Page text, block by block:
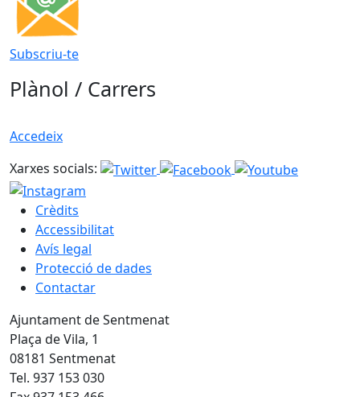
Subscriu-te
Plànol / Carrers
Accedeix
Xarxes socials:
Crèdits
Accessibilitat
Avís legal
Protecció de dades
Contactar
Ajuntament de Sentmenat
Plaça de Vila, 1
08181 Sentmenat
Tel. 937 153 030